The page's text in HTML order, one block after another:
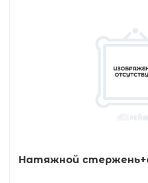
Натяжной